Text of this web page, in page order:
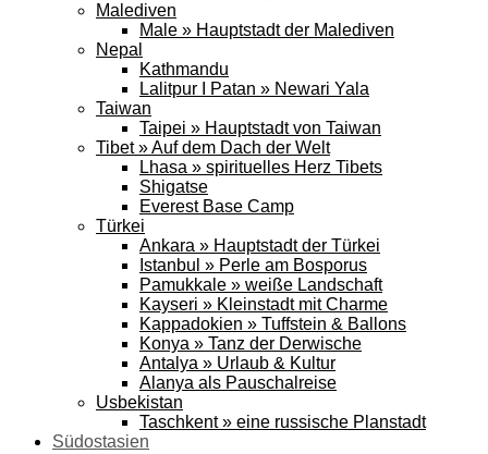
Malediven
Male » Hauptstadt der Malediven
Nepal
Kathmandu
Lalitpur I Patan » Newari Yala
Taiwan
Taipei » Hauptstadt von Taiwan
Tibet » Auf dem Dach der Welt
Lhasa » spirituelles Herz Tibets
Shigatse
Everest Base Camp
Türkei
Ankara » Hauptstadt der Türkei
Istanbul » Perle am Bosporus
Pamukkale » weiße Landschaft
Kayseri » Kleinstadt mit Charme
Kappadokien » Tuffstein & Ballons
Konya » Tanz der Derwische
Antalya » Urlaub & Kultur
Alanya als Pauschalreise
Usbekistan
Taschkent » eine russische Planstadt
Südostasien